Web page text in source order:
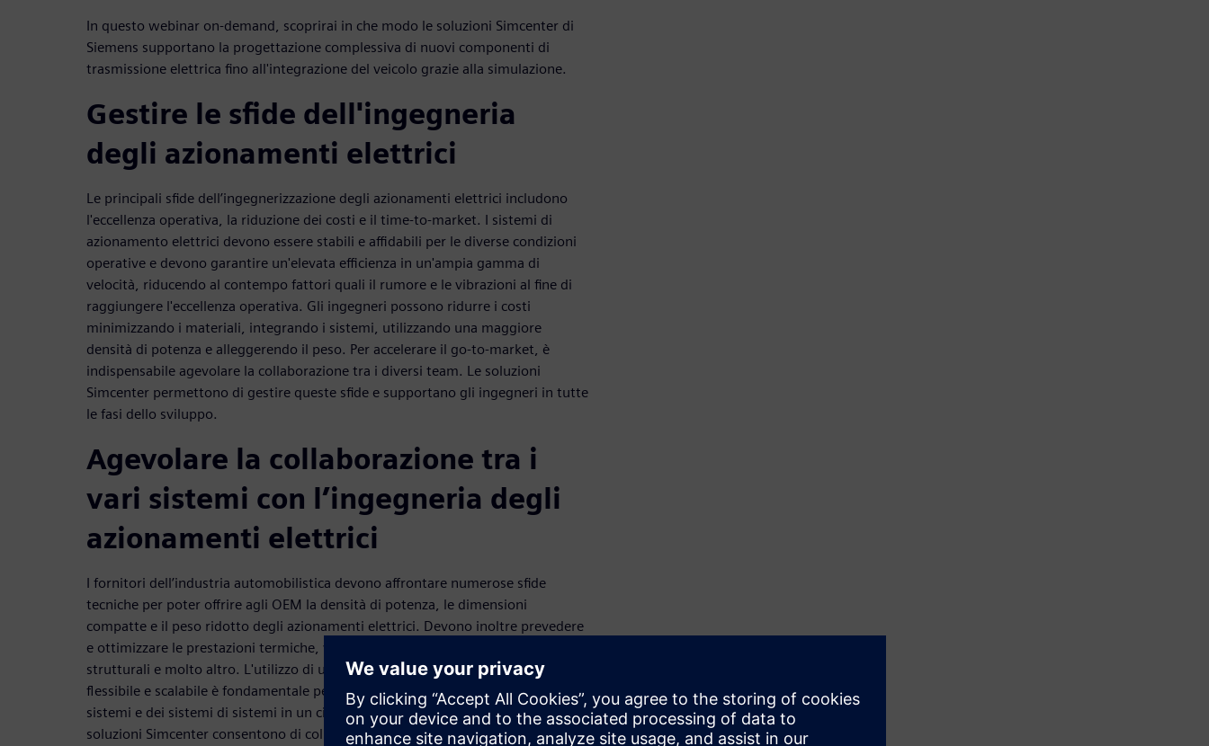
In questo webinar on-demand, scoprirai in che modo le soluzioni Simcenter di
Siemens supportano la progettazione complessiva di nuovi componenti di
trasmissione elettrica fino all'integrazione del veicolo grazie alla simulazione.
Gestire le sfide dell'ingegneria
degli azionamenti elettrici
Le principali sfide dell’ingegnerizzazione degli azionamenti elettrici includono
l'eccellenza operativa, la riduzione dei costi e il time-to-market. I sistemi di
azionamento elettrici devono essere stabili e affidabili per le diverse condizioni
operative e devono garantire un'elevata efficienza in un'ampia gamma di
velocità, riducendo al contempo fattori quali il rumore e le vibrazioni al fine di
raggiungere l'eccellenza operativa. Gli ingegneri possono ridurre i costi
minimizzando i materiali, integrando i sistemi, utilizzando una maggiore
densità di potenza e alleggerendo il peso. Per accelerare il go-to-market, è
indispensabile agevolare la collaborazione tra i diversi team. Le soluzioni
Simcenter permettono di gestire queste sfide e supportano gli ingegneri in tutte
le fasi dello sviluppo.
Agevolare la collaborazione tra i
vari sistemi con l’ingegneria degli
azionamenti elettrici
I fornitori dell’industria automobilistica devono affrontare numerose sfide
tecniche per poter offrire agli OEM la densità di potenza, le dimensioni
compatte e il peso ridotto degli azionamenti elettrici. Devono inoltre prevedere
e ottimizzare le prestazioni termiche, vibroacustiche, elettromagnetiche,
strutturali e molto altro. L'utilizzo di un portfolio di simulazione e test aperto,
flessibile e scalabile è fondamentale per chi vuole prevedere le prestazioni dei
sistemi e dei sistemi di sistemi in un ciclo di sviluppo breve e conveniente. Le
soluzioni Simcenter consentono di collegare gli strumenti di progettazione di